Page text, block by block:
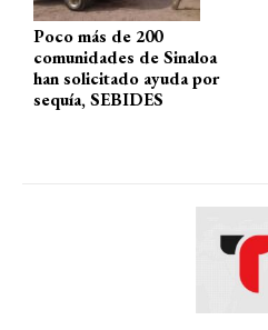
Poco más de 200
comunidades de Sinaloa
han solicitado ayuda por
sequía, SEBIDES